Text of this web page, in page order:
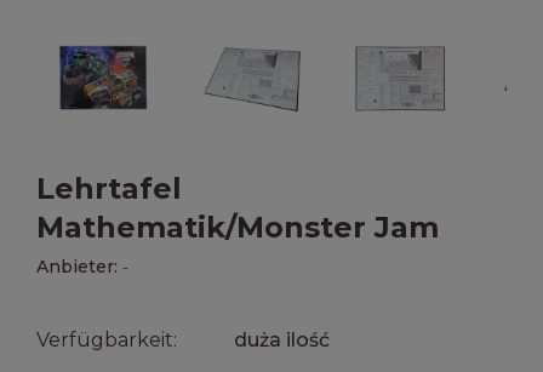
Lehrtafel
Mathematik/Monster Jam
Anbieter: -
Verfügbarkeit: duża ilość